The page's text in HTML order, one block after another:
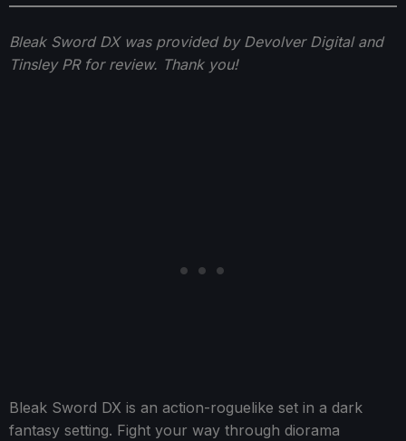
Bleak Sword DX was provided by Devolver Digital and
Tinsley PR for review. Thank you!
Bleak Sword DX is an action-roguelike set in a dark
fantasy setting. Fight your way through diorama